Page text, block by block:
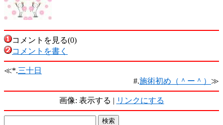
コメントを見る(0)
コメントを書く
≪*.三十日
#.施術初め（＾ー＾） ≫
画像: 表示する | リンクにする